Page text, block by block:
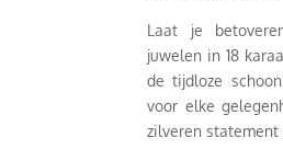
Laat je
juwelen in 18
de tijdloze
voor elke
zilveren statement